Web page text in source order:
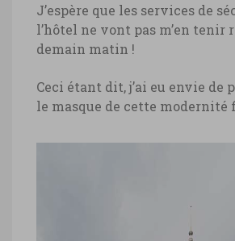
J’espère que les services de
l’hôtel ne vont pas m’en tenir
demain matin !
Ceci étant dit, j’ai eu envie de
le masque de cette modernité